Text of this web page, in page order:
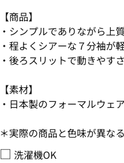
【商品】
・シンプルでありながら上
・程よくシアーな７分袖が
・後ろスリットで動きやす
【素材】
・日本製のフォーマルウェ
＊実際の商品と色味が異な
□ 洗濯機OK